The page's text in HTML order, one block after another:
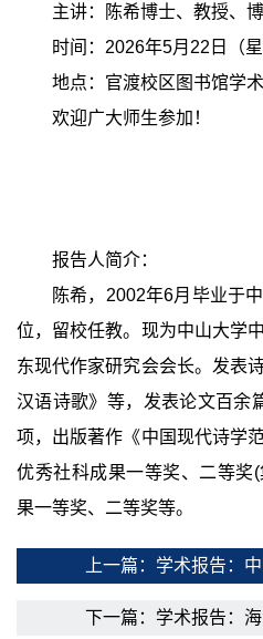
主讲：陈希博士、教授、
时间：2026年5月22日（
地点：官渡校区图书馆学
欢迎广大师生参加！
报告人简介：
陈希， 2002年6月毕业于
位，留校任教。现为中山大学
东现代作家研究会会长。发表
汉语诗歌》等，发表论文百余
项，出版著作《中国现代诗学
优秀社科成果一等奖、二等奖
果一等奖、二等奖等。